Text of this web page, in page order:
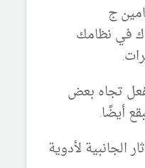
ج
ك في نظامك
تجاه بعض
أيضًا.
الجانبية لأدوية